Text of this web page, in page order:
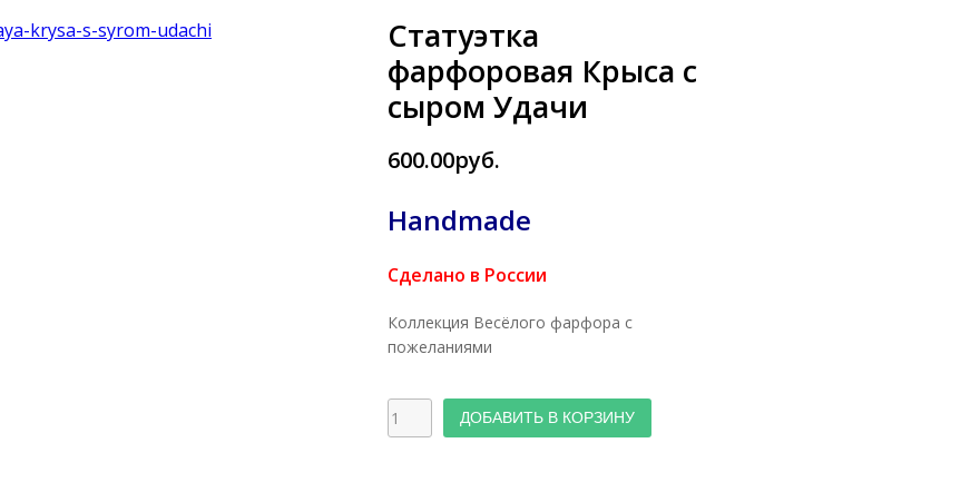
Статуэтка
фарфоровая Крыса с
сыром Удачи
600.00руб.
Handmade
Сделано в России
Коллекция Весёлого фарфора с
пожеланиями
ДОБАВИТЬ В КОРЗИНУ